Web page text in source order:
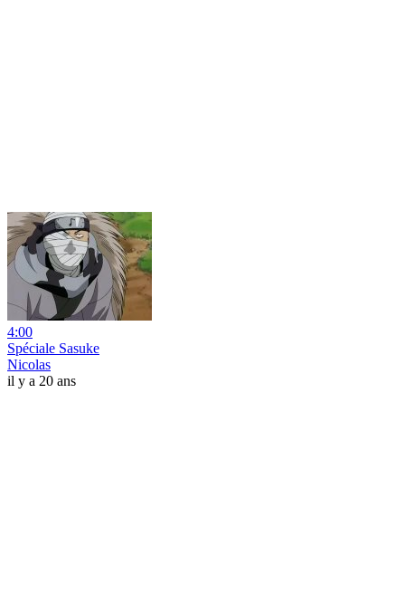
4:00
Spéciale Sasuke
Nicolas
il y a 20 ans